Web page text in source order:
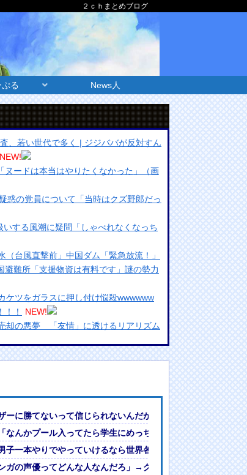
２ｃｈまとめブログ
る News人
、若い世代で多く | ジジババが反対すん
NEW!
ヌードは本当はやりたくなかった」（画
惑の党員について「当時はクズ野郎だっ
する風潮に疑問「しゃべれなくなっち
台風直撃前」中国ダム「緊急放流！」
難所「支援物資は有料です」謎の勢力
ケツをガラスに押し付け悩殺wwwwww
！
NEW!
却の悪夢 「友情」に透けるリアリズム
本彩乃、グラビア披露！透明感が凄
と実況しながら被災地へ向かう有名ア
いち早く伝えることは報道機関として
な意義がある」
っているはず」 皇位継承のあり方に
ター・月山鈴音、人生初グラビアのオフショットが大反響！
ラ・・・・
ーに勝てないって信じられないんだが…
なんかプール入ってたら学生にめっちゃ見られたw」
子一本やりでやっていけるなら世界各国の王室はすべて残っ
ガの声優ってどんな人なんだろ」→ググる